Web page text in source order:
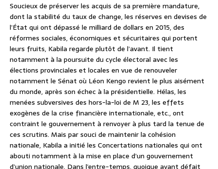
Soucieux de préserver les acquis de sa première mandature,
dont la stabilité du taux de change, les réserves en devises de
l’État qui ont dépassé le milliard de dollars en 2015, des
réformes sociales, économiques et sécuritaires qui portent
leurs fruits, Kabila regarde plutôt de l’avant. Il tient
notamment à la poursuite du cycle électoral avec les
élections provinciales et locales en vue de renouveler
notamment le Sénat où Léon Kengo revient le plus aisément
du monde, après son échec à la présidentielle. Hélas, les
menées subversives des hors-la-loi de M 23, les effets
exogènes de la crise financière internationale, etc., ont
contraint le gouvernement à renvoyer à plus tard la tenue de
ces scrutins. Mais par souci de maintenir la cohésion
nationale, Kabila a initié les Concertations nationales qui ont
abouti notamment à la mise en place d’un gouvernement
d’union nationale. Dans l’entre-temps, quoique ayant défait